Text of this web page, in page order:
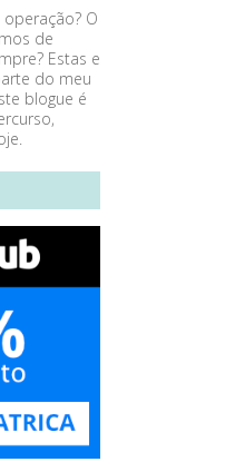
O
de
Estas e
do meu
blogue é